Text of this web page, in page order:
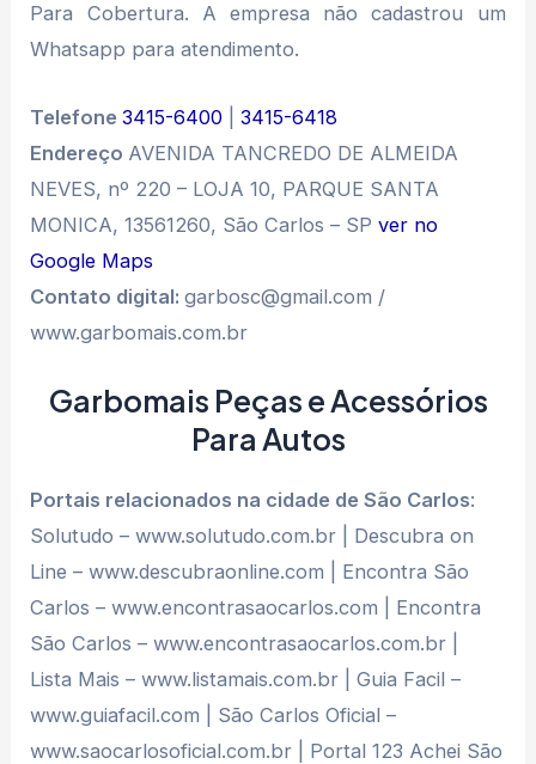
Para Cobertura. A empresa não cadastrou um
Whatsapp para atendimento.
Telefone3415-6400 |3415-6418
Endereço AVENIDA TANCREDO DE ALMEIDA
NEVES, nº 220 – LOJA 10, PARQUE SANTA
MONICA, 13561260, São Carlos – SPver no
Google Maps
Contato digital:garbosc@gmail.com /
www.garbomais.com.br
Garbomais Peças e Acessórios
Para Autos
Portais relacionados na cidade de São Carlos:
Solutudo – www.solutudo.com.br | Descubra on
Line – www.descubraonline.com | Encontra São
Carlos – www.encontrasaocarlos.com | Encontra
São Carlos – www.encontrasaocarlos.com.br |
Lista Mais – www.listamais.com.br | Guia Facil –
www.guiafacil.com | São Carlos Oficial –
www.saocarlosoficial.com.br | Portal 123 Achei São